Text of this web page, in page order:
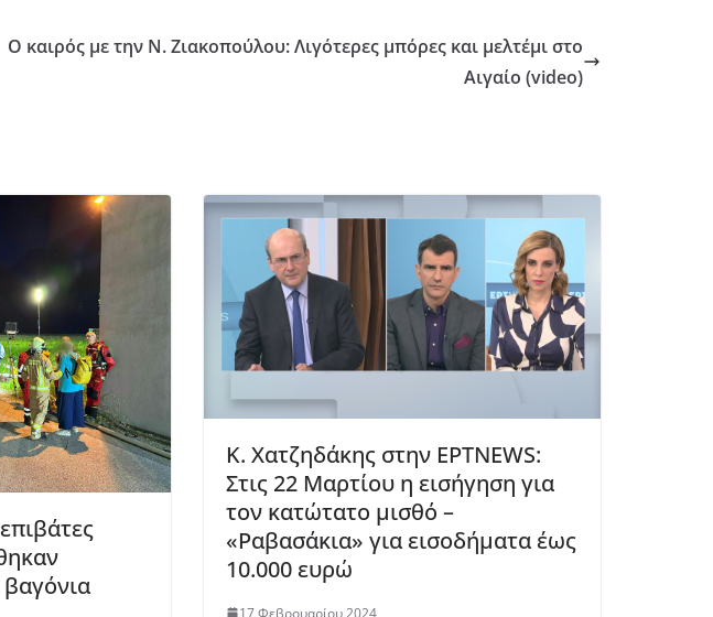
Ο καιρός με την Ν. Ζιακοπούλου: Λιγότερες μπόρες και μελτέμι στο
Αιγαίο (video)
Κ. Χατζηδάκης στην ΕΡΤΝΕWS:
Στις 22 Μαρτίου η εισήγηση για
τον κατώτατο μισθό –
«Ραβασάκια» για εισοδήματα έως
10.000 ευρώ
17 Φεβρουαρίου 2024